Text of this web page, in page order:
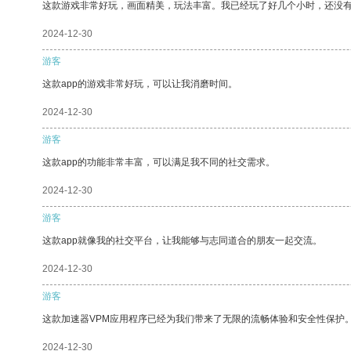
这款游戏非常好玩，画面精美，玩法丰富。我已经玩了好几个小时，还没有
2024-12-30
游客
这款app的游戏非常好玩，可以让我消磨时间。
2024-12-30
游客
这款app的功能非常丰富，可以满足我不同的社交需求。
2024-12-30
游客
这款app就像我的社交平台，让我能够与志同道合的朋友一起交流。
2024-12-30
游客
这款加速器VPM应用程序已经为我们带来了无限的流畅体验和安全性保护。
2024-12-30